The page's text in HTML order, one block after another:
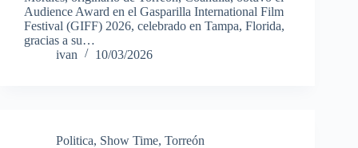
Audience Award en el Gasparilla International Film
Festival (GIFF) 2026, celebrado en Tampa, Florida,
gracias a su…
ivan
10/03/2026
Politica, Show Time, Torreón